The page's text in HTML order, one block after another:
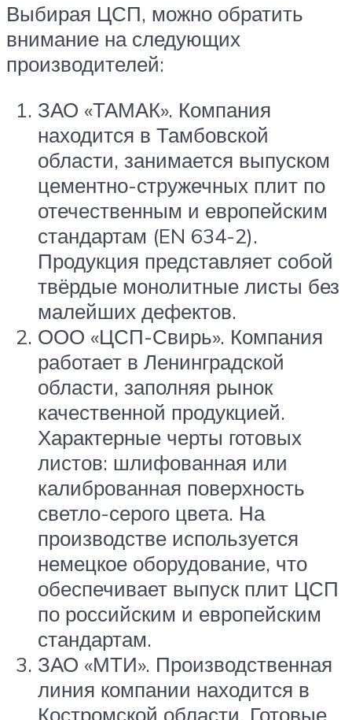
Выбирая ЦСП, можно обратить
внимание на следующих
производителей:
ЗАО «ТАМАК». Компания
находится в Тамбовской
области, занимается выпуском
цементно-стружечных плит по
отечественным и европейским
стандартам (EN 634-2).
Продукция представляет собой
твёрдые монолитные листы без
малейших дефектов.
ООО «ЦСП-Свирь». Компания
работает в Ленинградской
области, заполняя рынок
качественной продукцией.
Характерные черты готовых
листов: шлифованная или
калиброванная поверхность
светло-серого цвета. На
производстве используется
немецкое оборудование, что
обеспечивает выпуск плит ЦСП
по российским и европейским
стандартам.
ЗАО «МТИ». Производственная
линия компании находится в
Костромской области. Готовые